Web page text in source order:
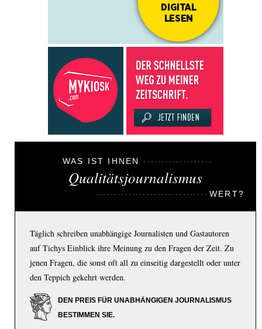
WAS IST IHNEN
Qualitätsjournalismus
WERT?
Täglich schreiben unabhängige Journalisten und Gastautoren
auf Tichys Einblick ihre Meinung zu den Fragen der Zeit. Zu
jenen Fragen, die sonst oft all zu einseitig dargestellt oder unter
den Teppich gekehrt werden.
DEN PREIS FÜR UNABHÄNGIGEN JOURNALISMUS
BESTIMMEN SIE.